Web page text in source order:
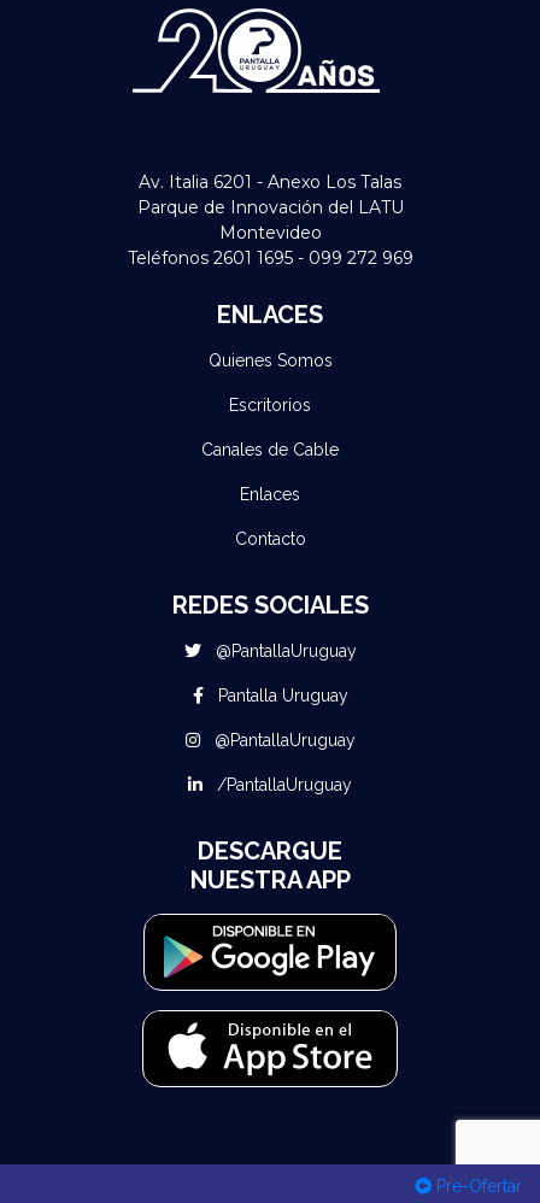
Pre-Ofertar
Av. Italia 6201 - Anexo Los Talas
Parque de Innovación del LATU
Montevideo
Teléfonos 2601 1695 - 099 272 969
ENLACES
Quienes Somos
Escritorios
Canales de Cable
Enlaces
Contacto
REDES SOCIALES
@PantallaUruguay
Pantalla Uruguay
@PantallaUruguay
/PantallaUruguay
DESCARGUE
NUESTRA APP
© 2026 Todos los derechos reservados Pantalla Uruguay - Desarrollado por